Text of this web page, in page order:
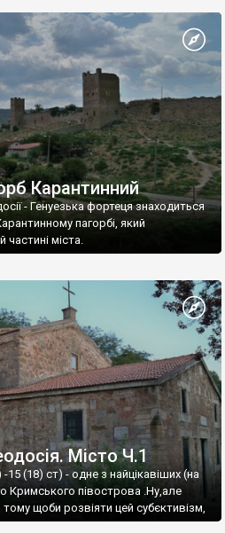
Карантинний
- Генуезька фортеця знаходиться
пагорбі, який
частині міста.
Місто Ч.1
(18) ст) - одне з найцікавіших (на
Кримського півострова .Ну,але
щоби розвіяти цей субєктивізм,